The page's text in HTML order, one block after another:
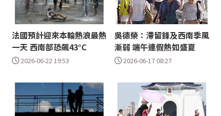
法國預計迎來本輪熱浪最熱
一天 西南部恐飆43°C
2026-06-22 19:53
吳德榮：滯留鋒及西南季風
漸弱 端午連假熱如盛夏
2026-06-17 08:27